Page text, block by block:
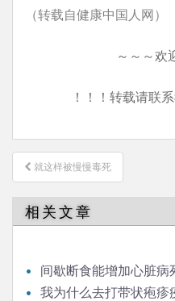
（转载自健康中国人网）
～～～欢
！！！转载请联
文
章
导
航
就这样被慢慢毒死
相关文章
间歇断食能增加心脏病
我为什么去打带状疱疹